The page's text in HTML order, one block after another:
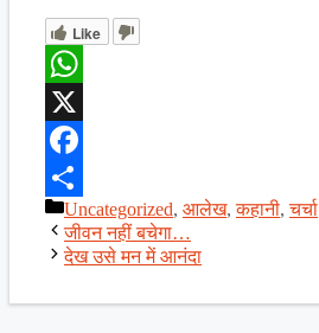
Like
WhatsApp
X
Facebook
Share
Categories
Uncategorized, आलेख,कहानी,चर्चा
जीवन नहीं बचेगा…
देख उसे मन में आनंदा